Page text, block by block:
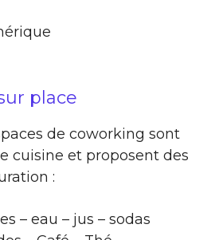
place
de coworking sont
cuisine et proposent des
:
– eau – jus – sodas